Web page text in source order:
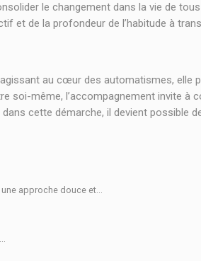
le changement dans la vie de
et de la profondeur de l’habitude à
au cœur des automatismes, elle
soi-même, l’accompagnement invite à
cette démarche, il devient possible
approche douce et...